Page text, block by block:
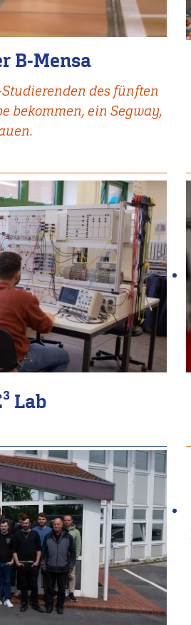
B-Mensa
des fünften
bekommen, ein Segway,
Lab